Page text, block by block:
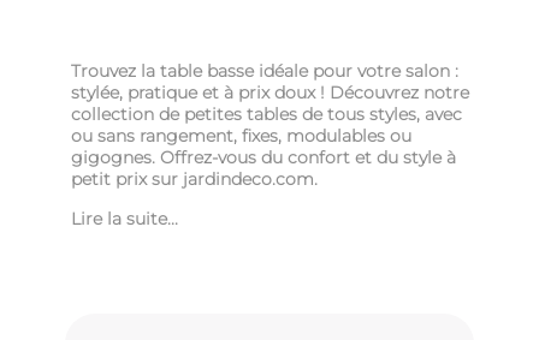
Trouvez la table basse idéale pour votre salon :
stylée, pratique et à prix doux ! Découvrez notre
collection de petites tables de tous styles, avec
ou sans rangement, fixes, modulables ou
gigognes. Offrez-vous du confort et du style à
petit prix sur jardindeco.com.
Lire la suite...